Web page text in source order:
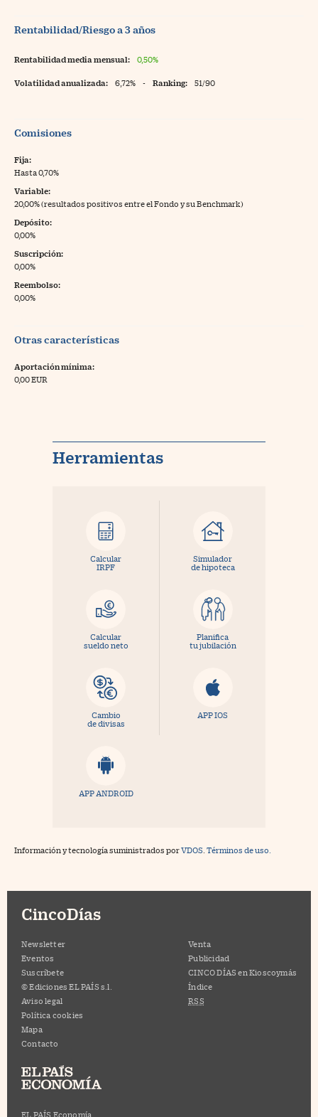
Rentabilidad/Riesgo a 3 años
Rentabilidad media mensual: 0,50%
Volatilidad anualizada: 6,72% - Ranking: 51/90
Comisiones
Fija:
Hasta 0,70%
Variable:
20,00% (resultados positivos entre el Fondo y su Benchmark)
Depósito:
0,00%
Suscripción:
0,00%
Reembolso:
0,00%
Otras características
Aportación mínima:
0,00 EUR
Herramientas
Calcular
IRPF
Simulador
de hipoteca
Calcular
sueldo neto
Planifica
tu jubilación
Cambio
de divisas
APP IOS
APP ANDROID
Información y tecnología suministrados porVDOS Términos de uso.
CincoDías
Newsletter
Eventos
Suscríbete
© Ediciones EL PAÍS s.l.
Aviso legal
Política cookies
Mapa
Contacto
Venta
Publicidad
CINCO DÍAS en Kioscoymás
Índice
RSS
EL PAÍS Economía